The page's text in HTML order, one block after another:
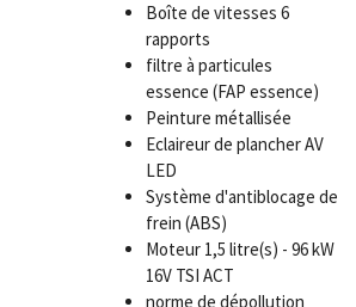
Boîte de vitesses 6
rapports
filtre à particules
essence (FAP essence)
Peinture métallisée
Eclaireur de plancher AV
LED
Système d'antiblocage de
frein (ABS)
Moteur 1,5 litre(s) - 96 kW
16V TSI ACT
norme de dépollution